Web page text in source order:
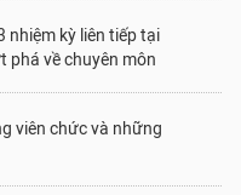
nhiệm kỳ liên tiếp tại
phá về chuyên môn
viên chức và những